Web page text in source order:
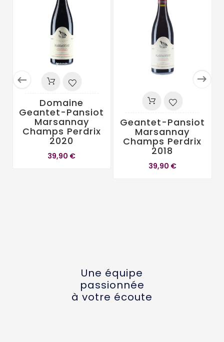
 
Domaine
Geantet-Pansiot
Marsannay
Champs Perdrix
2020
39,90 €
Geantet-Pansiot
Marsannay
Champs Perdrix
2018
39,90 €
Une équipe
passionnée
à votre écoute